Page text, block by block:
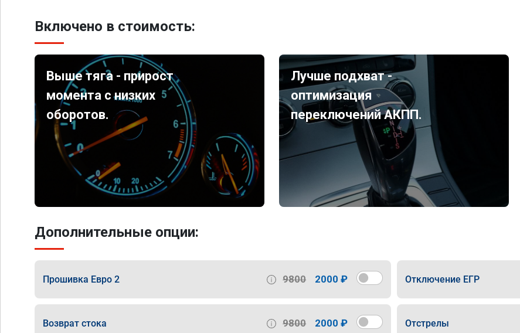
Включено в стоимость:
Выше тяга - прирост
момента с низких
оборотов.
Лучше подхват -
оптимизация
переключений АКПП.
Дополнительные опции:
Прошивка Евро 2 9800 2000 ₽ Отключение ЕГР
Возврат стока 9800 2000 ₽ Отстрелы